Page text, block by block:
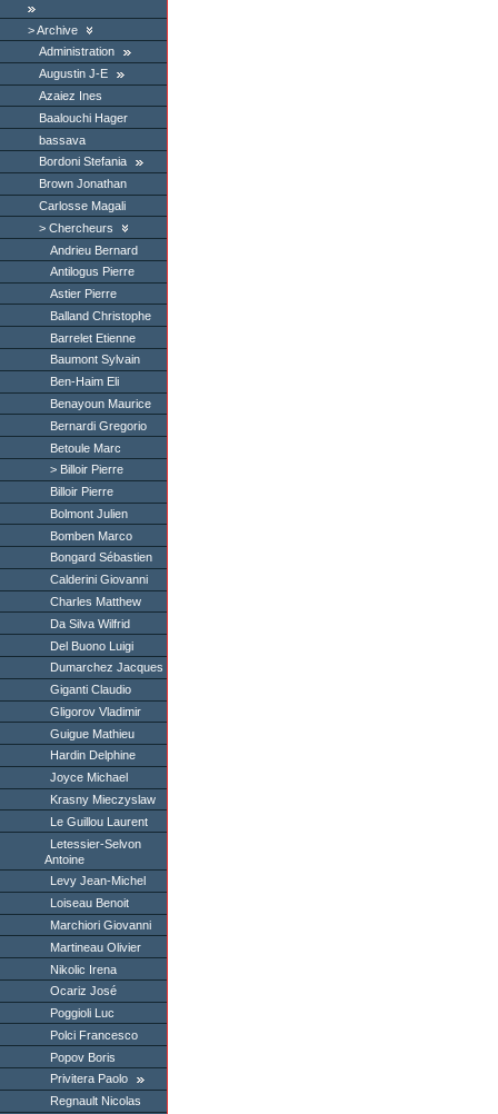
Archive
Administration
Augustin J-E
Azaiez Ines
Baalouchi Hager
bassava
Bordoni Stefania
Brown Jonathan
Carlosse Magali
Chercheurs
Andrieu Bernard
Antilogus Pierre
Astier Pierre
Balland Christophe
Barrelet Etienne
Baumont Sylvain
Ben-Haim Eli
Benayoun Maurice
Bernardi Gregorio
Betoule Marc
Billoir Pierre
Billoir Pierre
Bolmont Julien
Bomben Marco
Bongard Sébastien
Calderini Giovanni
Charles Matthew
Da Silva Wilfrid
Del Buono Luigi
Dumarchez Jacques
Giganti Claudio
Gligorov Vladimir
Guigue Mathieu
Hardin Delphine
Joyce Michael
Krasny Mieczyslaw
Le Guillou Laurent
Letessier-Selvon
Antoine
Levy Jean-Michel
Loiseau Benoit
Marchiori Giovanni
Martineau Olivier
Nikolic Irena
Ocariz José
Poggioli Luc
Polci Francesco
Popov Boris
Privitera Paolo
Regnault Nicolas